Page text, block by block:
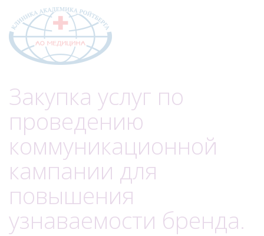
Закупка услуг по
проведению
коммуникационной
кампании для
повышения
узнаваемости бренда.